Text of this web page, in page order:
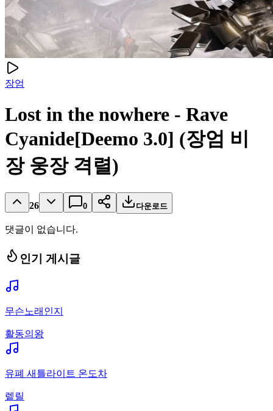
장엄
Lost in the nowhere - Rave
Cyanide[Deemo 3.0] (장엄 비
장 웅장 격렬)
26 0 다운로드
댓글이 없습니다.
인기 게시글
무슨노래인지
활동의왕
유폐 새틀라이트 온도차
렡릴